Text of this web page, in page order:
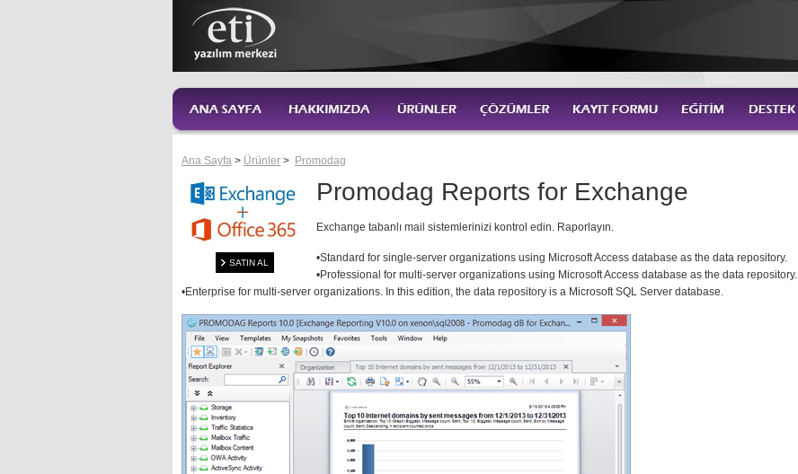
Ana Sayfa > Ürünler > Promodag
SATIN AL
Promodag Reports for Exchange
Exchange tabanlı mail sistemlerinizi kontrol edin. Raporlayın.
•Standard for single-server organizations using Microsoft Access database as the data repository.
•Professional for multi-server organizations using Microsoft Access database as the data repository.
•Enterprise for multi-server organizations. In this edition, the data repository is a Microsoft SQL Server database.